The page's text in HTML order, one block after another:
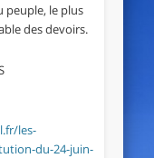
peuple, le plus
des devoirs.
les-
du-24-juin-